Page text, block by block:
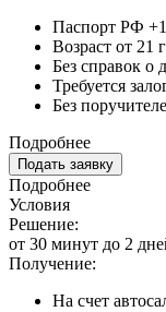
Паспорт РФ
Возраст от 21
Без справок о
Требуется
Без
Подробнее
Подать заявку
Подробнее
Условия
Решение:
от 30 минут до 2
Получение:
На счет